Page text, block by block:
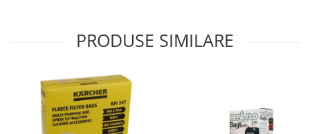
PRODUSE SIMILARE